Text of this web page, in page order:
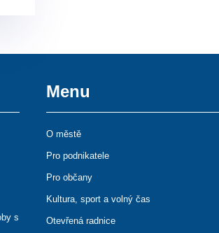
s
Menu
O městě
Pro podnikatele
Pro občany
Kultura, sport a volný čas
Otevřená radnice